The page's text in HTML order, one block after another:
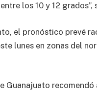
los 10 y 12
el pronóstico prevé
lunes en zonas del
Guanajuato